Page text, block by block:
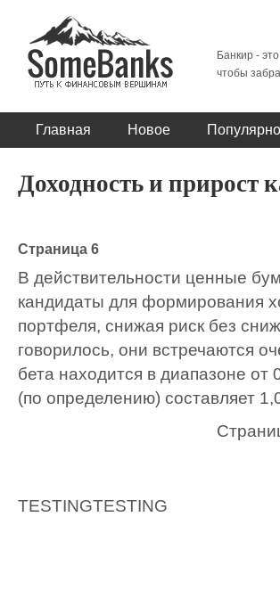
Банкир -
чтобы
Главная Новое
Доходность и прирост
Страница 6
В действительности ценные
кандидаты для формирования
портфеля, снижая риск без
говорилось, они встречаются
бета находится в диапазоне
(по определению) составляет
TESTINGTESTING